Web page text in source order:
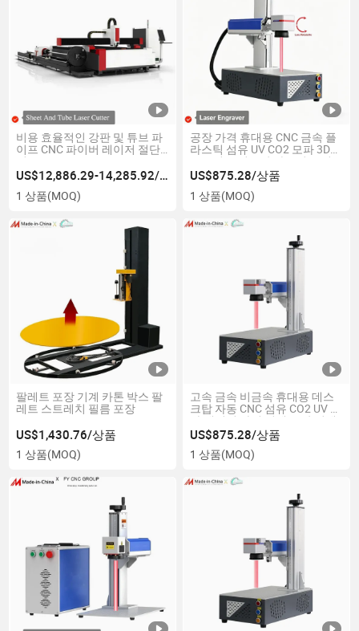
비용 효율적인 강판 및 튜브 파
이프 CNC 파이버 레이저 절단
기
US$12,886.29-14,285.92/상품
1 상품(MOQ)
공장 가격 휴대용 CNC 금속 플
라스틱 섬유 UV CO2 모파 3D
트로피 크리스탈 아크릴 보석
레이저 마킹 인쇄 조각 기계
US$875.28/상품
1 상품(MOQ)
팔레트 포장 기계 카톤 박스 팔
레트 스트레치 필름 포장
US$1,430.76/상품
1 상품(MOQ)
고속 금속 비금속 휴대용 데스
크탑 자동 CNC 섬유 CO2 UV 모
파 레이저 마킹 인쇄 조각 기계
US$875.28/상품
1 상품(MOQ)